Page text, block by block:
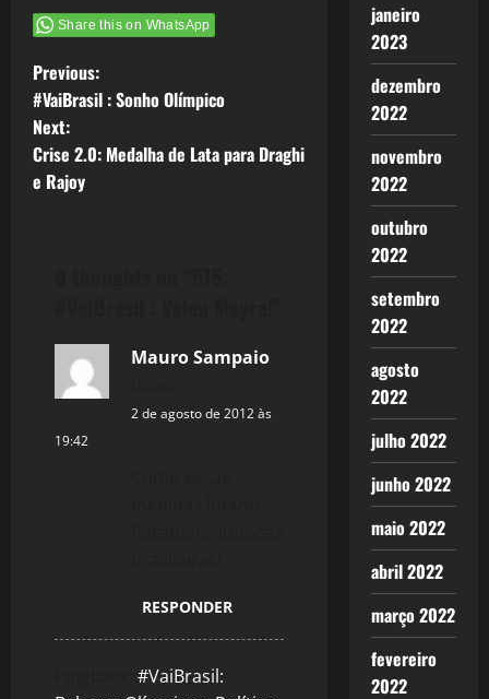
Share this on WhatsApp
P
o
s
Previous:
#VaiBrasil : Sonho Olímpico
Next:
Crise 2.0: Medalha de Lata para Draghi
e Rajoy
Mauro Sampaio
2 de agosto de 2012 às
19:42
RESPONDER
#VaiBrasil:
janeiro
2023
dezembro
2022
novembro
2022
outubro
2022
setembro
2022
agosto
2022
julho 2022
junho 2022
maio 2022
abril 2022
março 2022
fevereiro
2022